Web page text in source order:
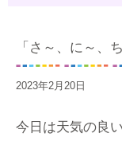
「さ～、に～、
2023年2月20日
今日は天気の良